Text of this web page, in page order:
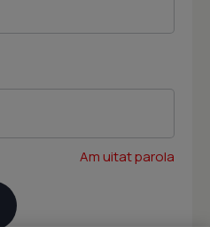
Am uitat parola